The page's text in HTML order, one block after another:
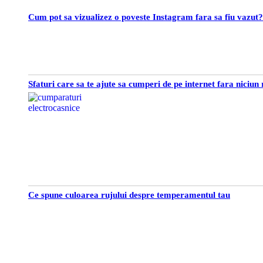
Cum pot sa vizualizez o poveste Instagram fara sa fiu vazut?
Sfaturi care sa te ajute sa cumperi de pe internet fara niciun
Ce spune culoarea rujului despre temperamentul tau